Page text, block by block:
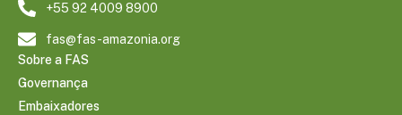
+55 92 4009 8900
fas@fas-amazonia.org
Sobre a FAS
Governança
Embaixadores